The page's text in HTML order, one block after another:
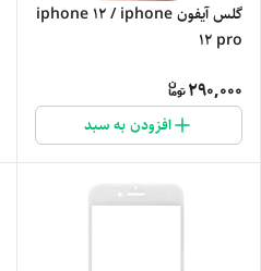
گلس آیفون iphone 12 / iphone
12 pro
290,000
افزودن به سبد